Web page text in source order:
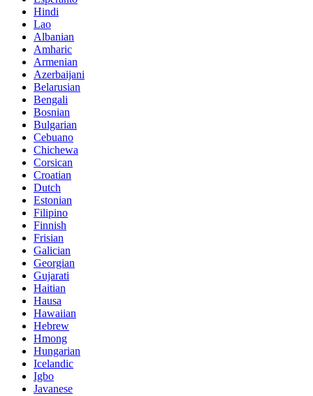
Hindi
Lao
Albanian
Amharic
Armenian
Azerbaijani
Belarusian
Bengali
Bosnian
Bulgarian
Cebuano
Chichewa
Corsican
Croatian
Dutch
Estonian
Filipino
Finnish
Frisian
Galician
Georgian
Gujarati
Haitian
Hausa
Hawaiian
Hebrew
Hmong
Hungarian
Icelandic
Igbo
Javanese